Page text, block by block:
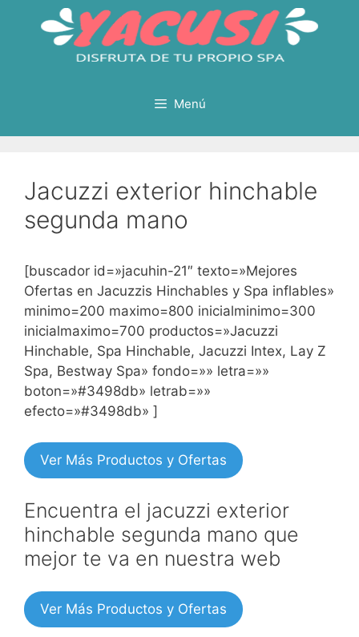
contenido
Menú
Jacuzzi exterior hinchable
segunda mano
[buscador id=»jacuhin-21″ texto=»Mejores
Ofertas en Jacuzzis Hinchables y Spa inflables»
minimo=200 maximo=800 inicialminimo=300
inicialmaximo=700 productos=»Jacuzzi
Hinchable, Spa Hinchable, Jacuzzi Intex, Lay Z
Spa, Bestway Spa» fondo=»» letra=»»
boton=»#3498db» letrab=»»
efecto=»#3498db» ]
Ver Más Productos y Ofertas
Encuentra el jacuzzi exterior
hinchable segunda mano que
mejor te va en nuestra web
Ver Más Productos y Ofertas